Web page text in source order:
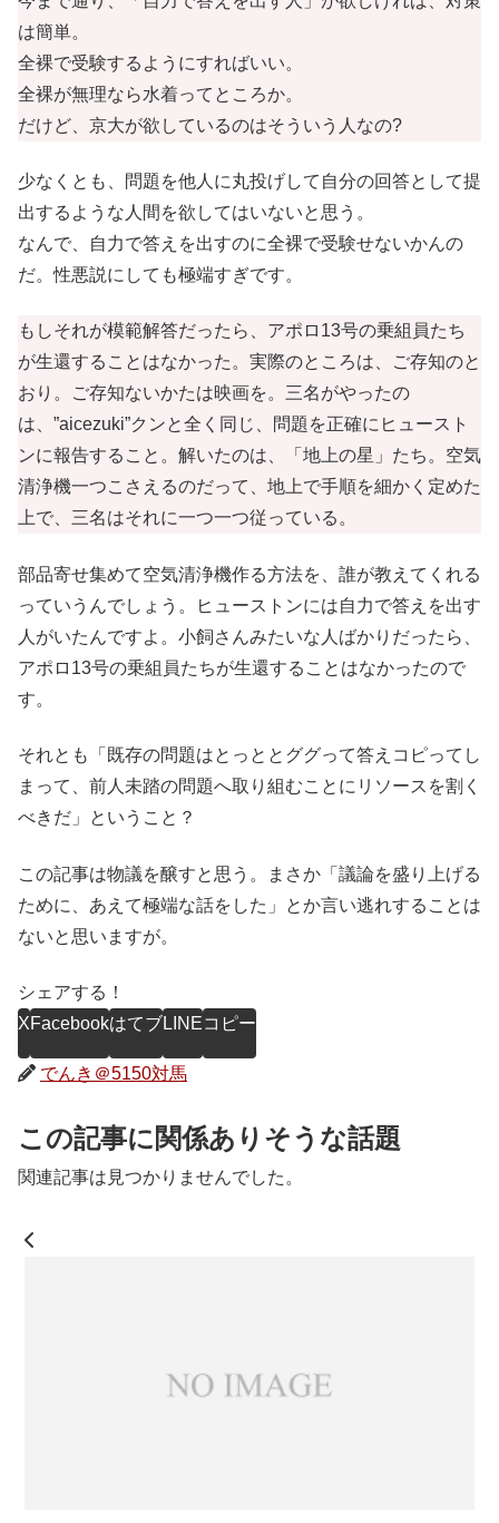
は簡単。
全裸で受験するようにすればいい。
全裸が無理なら水着ってところか。
だけど、京大が欲しているのはそういう人なの?
少なくとも、問題を他人に丸投げして自分の回答として提
出するような人間を欲してはいないと思う。
なんで、自力で答えを出すのに全裸で受験せないかんの
だ。性悪説にしても極端すぎです。
もしそれが模範解答だったら、アポロ13号の乗組員たち
が生還することはなかった。実際のところは、ご存知のと
おり。ご存知ないかたは映画を。三名がやったの
は、”aicezuki”クンと全く同じ、問題を正確にヒュースト
ンに報告すること。解いたのは、「地上の星」たち。空気
清浄機一つこさえるのだって、地上で手順を細かく定めた
上で、三名はそれに一つ一つ従っている。
部品寄せ集めて空気清浄機作る方法を、誰が教えてくれる
っていうんでしょう。ヒューストンには自力で答えを出す
人がいたんですよ。小飼さんみたいな人ばかりだったら、
アポロ13号の乗組員たちが生還することはなかったので
す。
それとも「既存の問題はとっととググって答えコピってし
まって、前人未踏の問題へ取り組むことにリソースを割く
べきだ」ということ？
この記事は物議を醸すと思う。まさか「議論を盛り上げる
ために、あえて極端な話をした」とか言い逃れすることは
ないと思いますが。
シェアする！
XFacebookはてブLINEコピー
でんき＠5150対馬
この記事に関係ありそうな話題
関連記事は見つかりませんでした。